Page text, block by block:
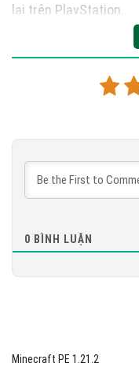
lại trên PlayStation.
Trong bản cập nhật
Người chơi không
Realms có thể
PlayStation
các tệp củaphiên
0 BÌNH LUẬN
Minecraft PE 1.21.2